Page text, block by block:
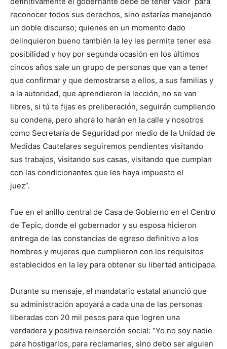
reconocer todos sus derechos, sino estarías manejando
un doble discurso; quienes en un momento dado
delinquieron bueno también la ley les permite tener esa
posibilidad y hoy por segunda ocasión en los últimos
cincos años sale un grupo de personas que van a tener
que confirmar y que demostrarse a ellos, a sus familias y
a la autoridad, que aprendieron la lección, no se van
libres, si tú te fijas es preliberación, seguirán cumpliendo
su condena, pero ahora lo harán en la calle y nosotros
como Secretaría de Seguridad por medio de la Unidad de
Medidas Cautelares seguiremos pendientes visitando
sus trabajos, visitando sus casas, visitando que cumplan
con las condicionantes que les haya impuesto el
juez”.
Fue en el anillo central de Casa de Gobierno en el Centro
de Tepic, donde el gobernador y su esposa hicieron
entrega de las constancias de egreso definitivo a los
hombres y mujeres que cumplieron con los requisitos
establecidos en la ley para obtener su libertad anticipada.
Durante su mensaje, el mandatario estatal anunció que
su administración apoyará a cada una de las personas
liberadas con 20 mil pesos para que logren una
verdadera y positiva reinserción social: “Yo no soy nadie
para hostigarlos, para reclamarles, sino debo ser alguien